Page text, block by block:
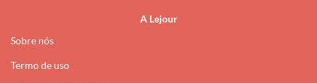
A Lejour
Sobre nós
Termo de uso